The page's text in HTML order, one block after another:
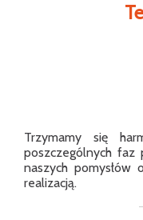
Trzymamy się
poszczególnych faz
naszych pomysłów
realizacją.